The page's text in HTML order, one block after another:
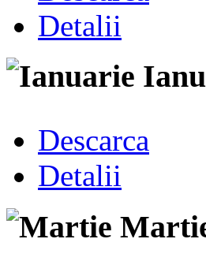
Detalii
Descarca
Detalii